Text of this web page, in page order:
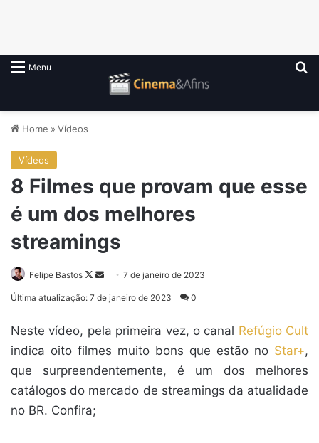
Menu
Home » Vídeos
Vídeos
8 Filmes que provam que esse
é um dos melhores
streamings
Felipe Bastos
Follow
Mande
mail
7 de janeiro de 2023
Última atualização: 7 de janeiro de 2023 0
Neste vídeo, pela primeira vez, o canal Refúgio Cult
indica oito filmes muito bons que estão no Star+,
que surpreendentemente, é um dos melhores
catálogos do mercado de streamings da atualidade
no BR. Confira;